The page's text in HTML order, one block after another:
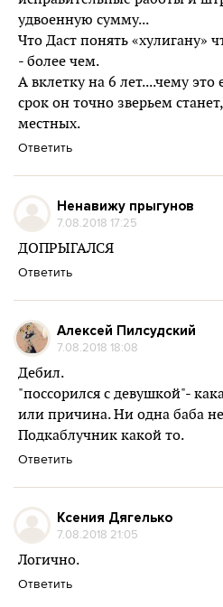
удвоенную сумму...
Что Даст понять «хулигану»
- более чем.
А вклетку на 6 лет....чему это
срок он точно зверьем
местных.
Ответить
Ненавижу прыгунов
7.08.2018 17:25
ДОПРЫГАЛСЯ
Ответить
Алексей Пилсудский
7.08.2018 18:08
Дебил.
"поссорился с девушкой"-
или причина. Ни одна баба
Подкаблучник какой то.
Ответить
Ксения Дягелько
7.08.2018 21:05
Логично.
Ответить